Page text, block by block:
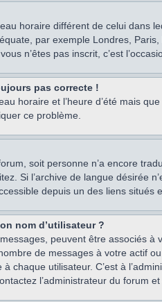
horaire différent de celui dans
par exemple Londres,
n’êtes pas inscrit, c’est
pas correcte !
horaire et l’heure d’été mais
ce problème.
soit personne n’a encore
Si l’archive de langue
depuis un des liens situés
nom d’utilisateur ?
peuvent être associés
de messages à votre actif
chaque utilisateur. C’est à
l’administrateur du forum